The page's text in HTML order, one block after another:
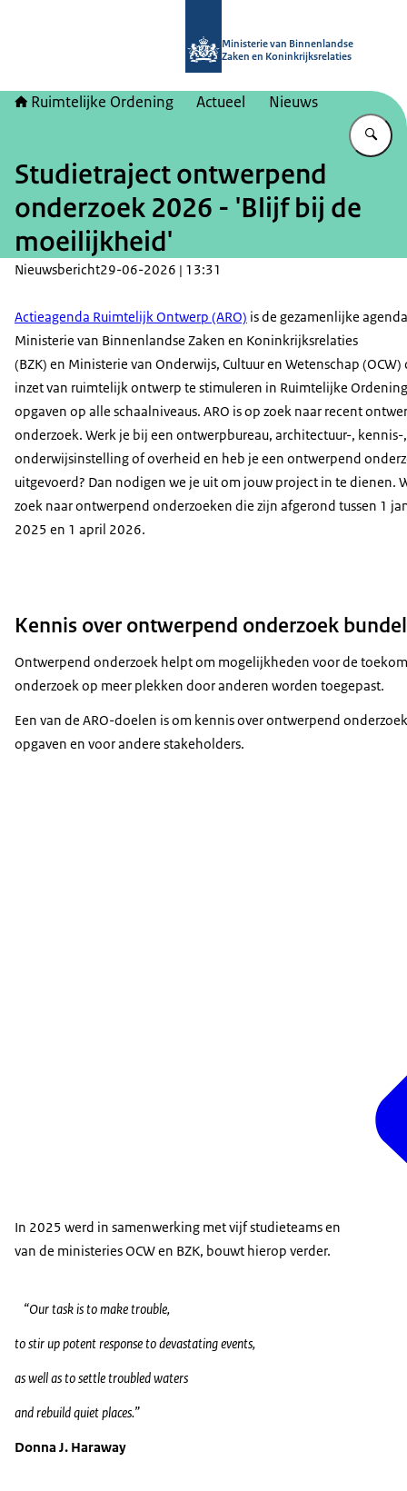
Ministerie van Binnenlandse
Zaken en Koninkrijksrelaties
Ruimtelijke Ordening Actueel Nieuws
Studietraject ontwerpend
onderzoek 2026 - 'Blijf bij de
moeilijkheid'
Nieuwsbericht29-06-2026 | 13:31
Actieagenda Ruimtelijk Ontwerp (ARO) is de gezamenlijke
Ministerie van Binnenlandse Zaken en Koninkrijksrelaties
(BZK) en Ministerie van Onderwijs, Cultuur en Wetenschap (OCW)
inzet van ruimtelijk ontwerp te stimuleren in Ruimtelijke
opgaven op alle schaalniveaus. ARO is op zoek naar recent
onderzoek. Werk je bij een ontwerpbureau, architectuur-, kennis-,
onderwijsinstelling of overheid en heb je een ontwerpend
uitgevoerd? Dan nodigen we je uit om jouw project in te dienen.
zoek naar ontwerpend onderzoeken die zijn afgerond tussen 1
2025 en 1 april 2026.
Kennis over ontwerpend onderzoek
Ontwerpend onderzoek helpt om mogelijkheden voor de
onderzoek op meer plekken door anderen worden toegepast.
Een van de ARO-doelen is om kennis over ontwerpend
opgaven en voor andere stakeholders.
In 2025 werd in samenwerking met vijf studieteams en
van de ministeries OCW en BZK, bouwt hierop verder.
“Our task is to make trouble,
to stir up potent response to devastating events,
as well as to settle troubled waters
and rebuild quiet places.”
Donna J. Haraway